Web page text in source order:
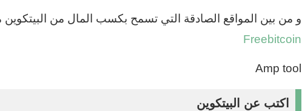
و من بين المواقع الصادقة التي تسمح بكسب المال من البيتكوين
Freebitcoin
Amp tool
اكتب عن البيتكوين